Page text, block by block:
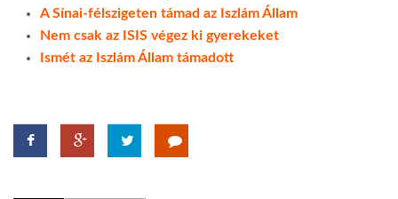
A Sínai-félszigeten támad az Iszlám Állam
Nem csak az ISIS végez ki gyerekeket
Ismét az Iszlám Állam támadott